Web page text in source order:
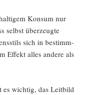
Kon­sum nur
selbst über­zeug­te
sich in bestimm­
Effekt alles ande­re als
es wich­tig, das Leit­bild